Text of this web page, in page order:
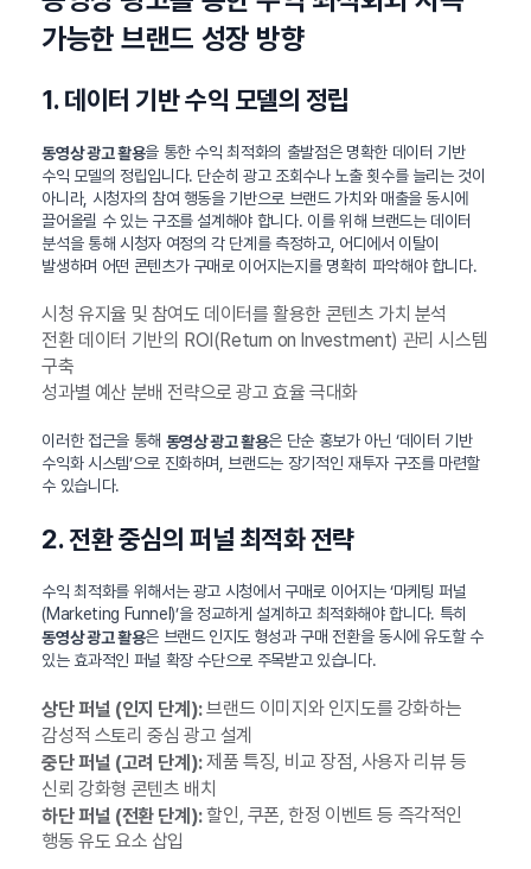
가능한 브랜드 성장 방향
1. 데이터 기반 수익 모델의 정립
동영상 광고 활용을 통한 수익 최적화의 출발점은 명확한 데이터 기반
수익 모델의 정립입니다. 단순히 광고 조회수나 노출 횟수를 늘리는 것이
아니라, 시청자의 참여 행동을 기반으로 브랜드 가치와 매출을 동시에
끌어올릴 수 있는 구조를 설계해야 합니다. 이를 위해 브랜드는 데이터
분석을 통해 시청자 여정의 각 단계를 측정하고, 어디에서 이탈이
발생하며 어떤 콘텐츠가 구매로 이어지는지를 명확히 파악해야 합니다.
시청 유지율 및 참여도 데이터를 활용한 콘텐츠 가치 분석
전환 데이터 기반의 ROI(Return on Investment) 관리 시스템
구축
성과별 예산 분배 전략으로 광고 효율 극대화
이러한 접근을 통해 동영상 광고 활용은 단순 홍보가 아닌 ‘데이터 기반
수익화 시스템’으로 진화하며, 브랜드는 장기적인 재투자 구조를 마련할
수 있습니다.
2. 전환 중심의 퍼널 최적화 전략
수익 최적화를 위해서는 광고 시청에서 구매로 이어지는 ‘마케팅 퍼널
(Marketing Funnel)’을 정교하게 설계하고 최적화해야 합니다. 특히
동영상 광고 활용은 브랜드 인지도 형성과 구매 전환을 동시에 유도할 수
있는 효과적인 퍼널 확장 수단으로 주목받고 있습니다.
상단 퍼널 (인지 단계):브랜드 이미지와 인지도를 강화하는
감성적 스토리 중심 광고 설계
중단 퍼널 (고려 단계):제품 특징, 비교 장점, 사용자 리뷰 등
신뢰 강화형 콘텐츠 배치
하단 퍼널 (전환 단계):할인, 쿠폰, 한정 이벤트 등 즉각적인
행동 유도 요소 삽입